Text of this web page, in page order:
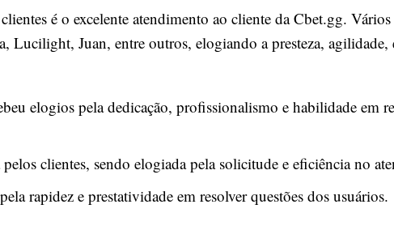
é o excelente atendimento ao cliente da Cbet.gg.
Lucilight, Juan, entre outros, elogiando a presteza, agilidade,
elogios pela dedicação, profissionalismo e habilidade em
clientes, sendo elogiada pela solicitude e eficiência no
rapidez e prestatividade em resolver questões dos usuários.